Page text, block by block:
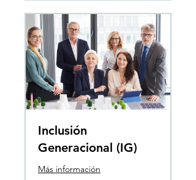
Inclusión
Generacional (IG)
Más información